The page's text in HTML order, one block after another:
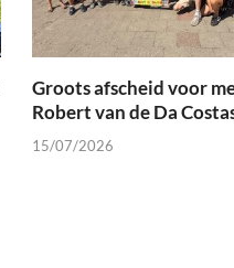
Groots afscheid voor
Robert van de Da
15/07/2026